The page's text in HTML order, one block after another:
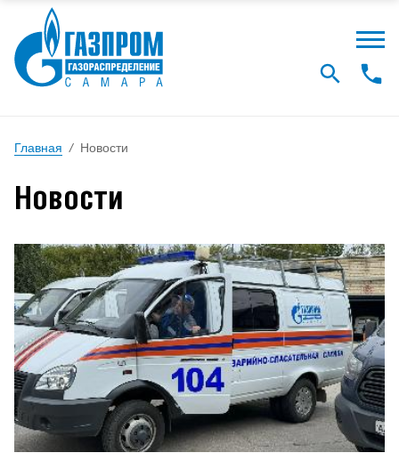
Главная / Новости
Новости